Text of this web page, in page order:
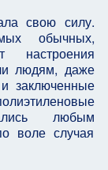
свою силу.
обычных,
настроения
людям, даже
заключенные
любым
воле случая